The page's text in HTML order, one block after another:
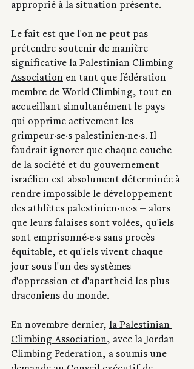
approprié à la situation présente.
Le fait est que l'on ne peut pas
prétendre soutenir de manière
significative la Palestinian Climbing
Association en tant que fédération
membre de World Climbing, tout en
accueillant simultanément le pays
qui opprime activement les
grimpeur·se·s palestinien·ne·s. Il
faudrait ignorer que chaque couche
de la société et du gouvernement
israélien est absolument déterminée à
rendre impossible le développement
des athlètes palestinien·ne·s — alors
que leurs falaises sont volées, qu'iels
sont emprisonné·e·s sans procès
équitable, et qu'iels vivent chaque
jour sous l'un des systèmes
d'oppression et d'apartheid les plus
draconiens du monde.
En novembre dernier, la Palestinian
Climbing Association, avec la Jordan
Climbing Federation, a soumis une